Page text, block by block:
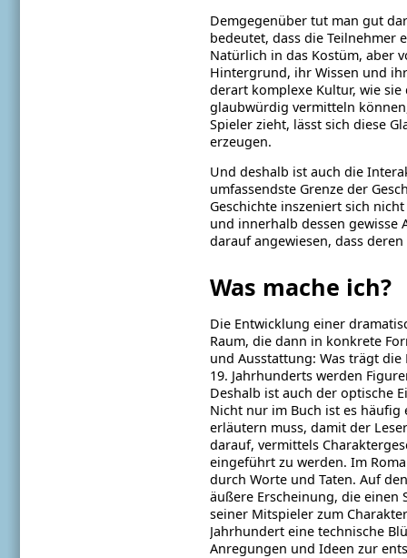
Demgegenüber tut man gut
bedeutet, dass die Teilnehmer
Natürlich in das Kostüm, aber
Hintergrund, ihr Wissen und
derart komplexe Kultur, wie sie
glaubwürdig vermitteln
Spieler zieht, lässt sich diese
erzeugen.
Und deshalb ist auch die
umfassendste Grenze der
Geschichte inszeniert sich
und innerhalb dessen gewisse
darauf angewiesen, dass deren
Was mache ich?
Die Entwicklung einer
Raum, die dann in konkrete
und Ausstattung: Was trägt die
19. Jahrhunderts werden
Deshalb ist auch der optische
Nicht nur im Buch ist es häufig
erläutern muss, damit der
darauf, vermittels
eingeführt zu werden. Im
durch Worte und Taten. Auf
äußere Erscheinung, die
seiner Mitspieler zum
Jahrhundert eine technische
Anregungen und Ideen zur